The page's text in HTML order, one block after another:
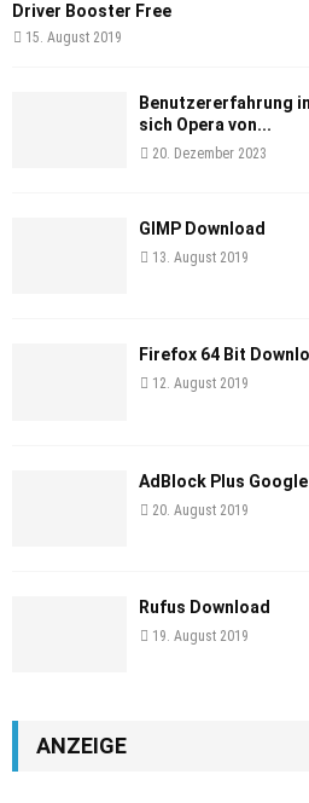
Driver Booster Free
15. August 2019
Benutzererfahrung
sich Opera von...
20. Dezember 2023
GIMP Download
13. August 2019
Firefox 64 Bit
12. August 2019
AdBlock Plus
20. August 2019
Rufus Download
19. August 2019
ANZEIGE